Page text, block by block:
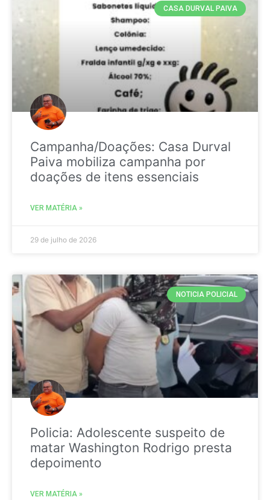
CASA DURVAL PAIVA
Campanha/Doações: Casa Durval
Paiva mobiliza campanha por
doações de itens essenciais
VER MATÉRIA »
29 de julho de 2026
NOTICIA POLICIAL
Policia: Adolescente suspeito de
matar Washington Rodrigo presta
depoimento
VER MATÉRIA »